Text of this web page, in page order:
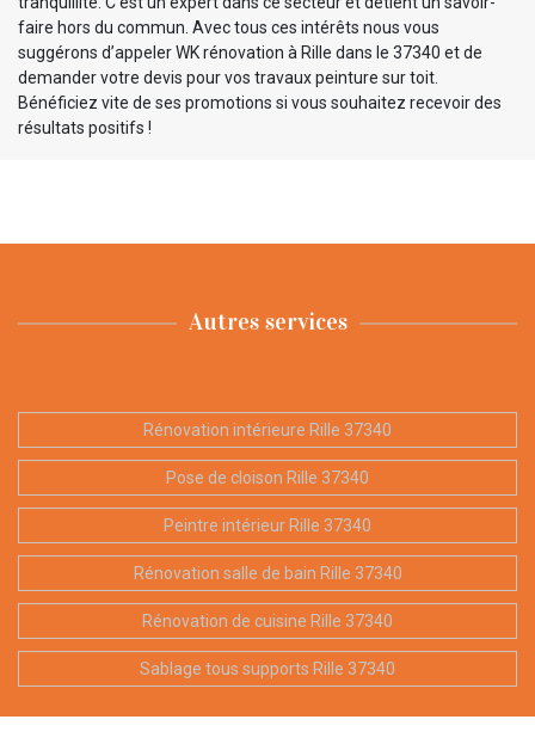
faire hors du commun. Avec tous ces intérêts nous vous
suggérons d’appeler WK rénovation à Rille dans le 37340 et de
demander votre devis pour vos travaux peinture sur toit.
Bénéficiez vite de ses promotions si vous souhaitez recevoir des
résultats positifs !
Autres services
Rénovation intérieure Rille 37340
Pose de cloison Rille 37340
Peintre intérieur Rille 37340
Rénovation salle de bain Rille 37340
Rénovation de cuisine Rille 37340
Sablage tous supports Rille 37340